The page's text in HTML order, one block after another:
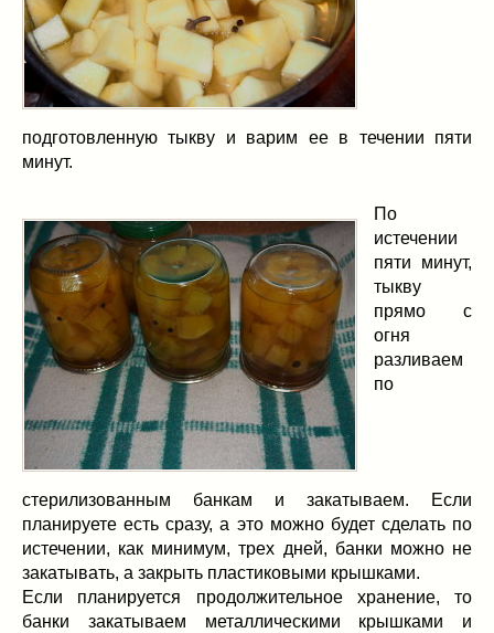
подготовленную тыкву и варим ее в течении пяти
минут.
По
истечении
пяти минут,
тыкву
прямо с
огня
разливаем
по
стерилизованным банкам и закатываем. Если
планируете есть сразу, а это можно будет сделать по
истечении, как минимум, трех дней, банки можно не
закатывать, а закрыть пластиковыми крышками.
Если планируется продолжительное хранение, то
банки закатываем металлическими крышками и